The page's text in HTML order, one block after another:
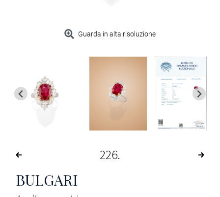
Guarda in alta risoluzione
226
BULGARI